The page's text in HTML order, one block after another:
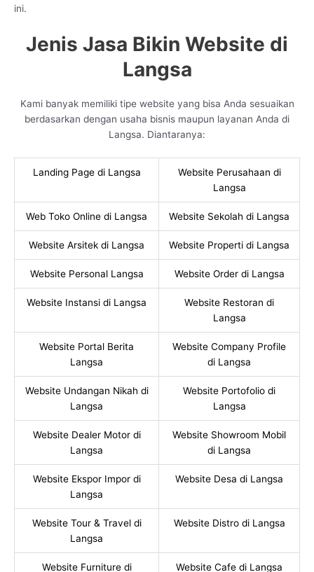
ini.
Jenis Jasa Bikin Website di
Langsa
Kami banyak memiliki tipe website yang bisa Anda sesuaikan
berdasarkan dengan usaha bisnis maupun layanan Anda di
Langsa. Diantaranya:
Landing Page di Langsa
Website Perusahaan di
Langsa
Web Toko Online di Langsa Website Sekolah di Langsa
Website Arsitek di Langsa Website Properti di Langsa
Website Personal Langsa Website Order di Langsa
Website Instansi di Langsa
Website Restoran di
Langsa
Website Portal Berita
Langsa
Website Company Profile
di Langsa
Website Undangan Nikah di
Langsa
Website Portofolio di
Langsa
Website Dealer Motor di
Langsa
Website Showroom Mobil
di Langsa
Website Ekspor Impor di
Langsa
Website Desa di Langsa
Website Tour & Travel di
Langsa
Website Distro di Langsa
Website Furniture di Website Cafe di Langsa